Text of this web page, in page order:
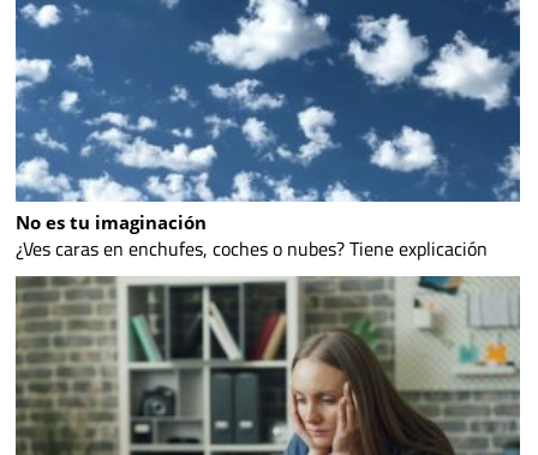
No es tu imaginación
¿Ves caras en enchufes, coches o nubes? Tiene explicación